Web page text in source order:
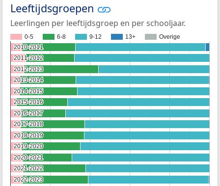
Leeftijdsgroepen
Leerlingen per leeftijdsgroep en per schooljaar.
0-5 6-8 9-12 13+ Overige
2010-2011
2010-2011
2011-2012
2011-2012
2012-2013
2012-2013
2013-2014
2013-2014
2014-2015
2014-2015
2015-2016
2015-2016
2016-2017
2016-2017
2017-2018
2017-2018
2018-2019
2018-2019
2019-2020
2019-2020
2020-2021
2020-2021
2021-2022
2021-2022
2022-2023
2022-2023